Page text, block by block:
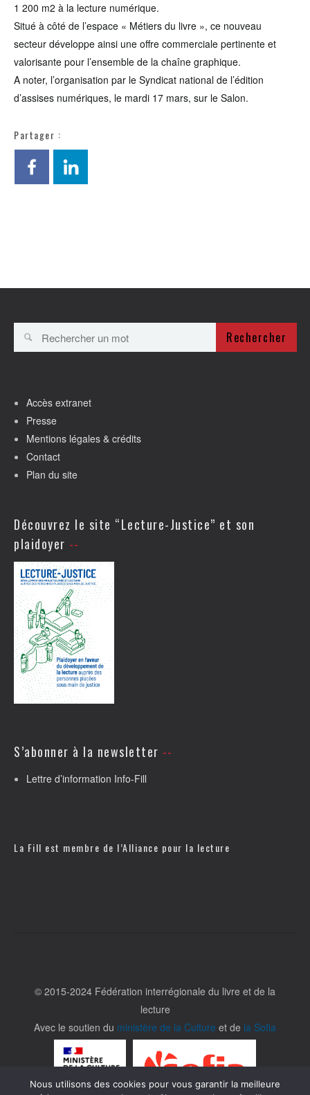
1 200 m2 à la lecture numérique.
Situé à côté de l’espace « Métiers du livre », ce nouveau
secteur développe ainsi une offre commerciale pertinente et
valorisante pour l’ensemble de la chaîne graphique.
A noter, l’organisation par le Syndicat national de l’édition
d’assises numériques, le mardi 17 mars, sur le Salon.
Partager :
Rechercher
Accès extranet
Presse
Mentions légales & crédits
Contact
Plan du site
Découvrez le site “Lecture-Justice” et son
plaidoyer
S’abonner à la newsletter
Lettre d’information Info-Fill
La Fill est membre de l’Alliance pour la lecture
© 2015-2024 Fédération interrégionale du livre et de la
lecture
Avec le soutien du ministère de la Culture et de la Sofia
Nous utilisons des cookies pour vous garantir la meilleure